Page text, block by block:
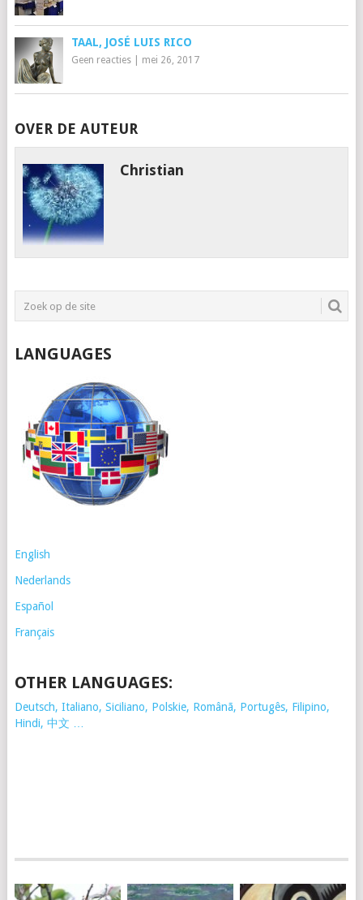
TAAL, JOSÉ LUIS RICO
Geen reacties| mei 26, 2017
OVER DE AUTEUR
Christian
LANGUAGES
English
Nederlands
Español
Français
OTHER LANGUAGES:
Deutsch, Italiano, Siciliano, Polskie, Românã, Portugês, Filipino,
Hindi, 中文 …